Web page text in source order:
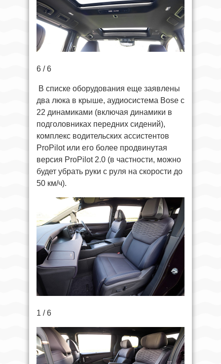
6 / 6
В списке оборудования еще заявлены
два люка в крыше, аудиосистема Bose с
22 динамиками (включая динамики в
подголовниках передних сидений),
комплекс водительских ассистентов
ProPilot или его более продвинутая
версия ProPilot 2.0 (в частности, можно
будет убрать руки с руля на скорости до
50 км/ч).
1 / 6